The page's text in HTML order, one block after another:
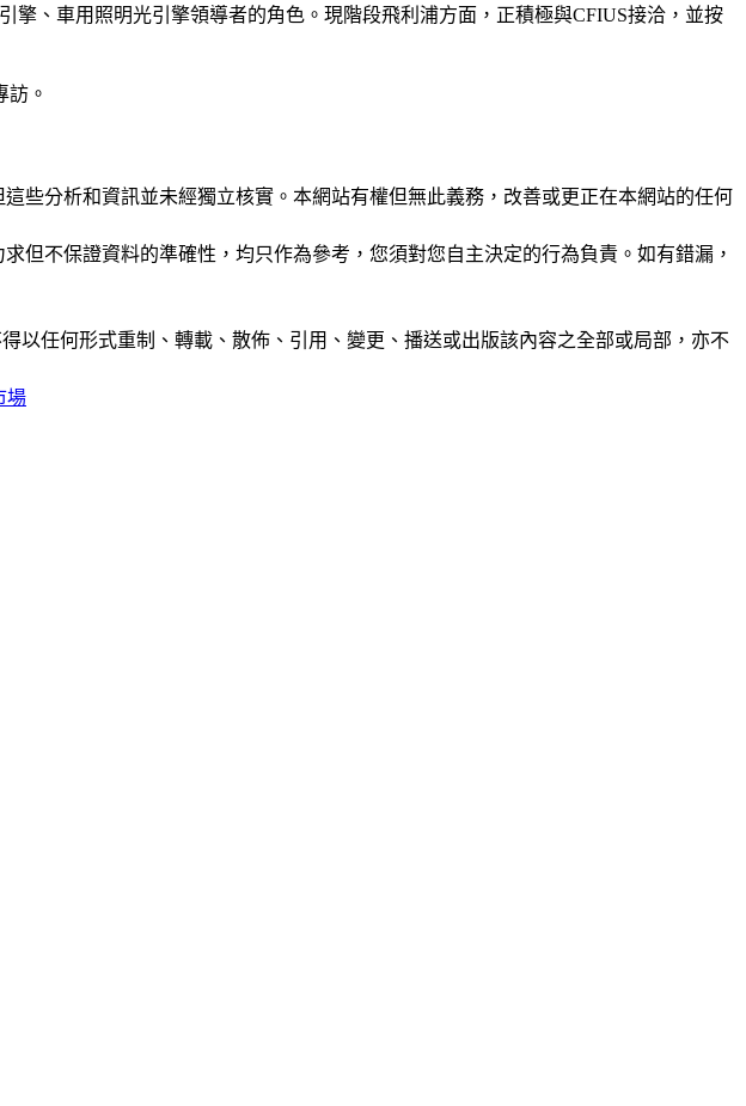
、車用照明光引擎領導者的角色。現階段飛利浦方面，正積極與CFIUS接洽，並按
訪。
些分析和資訊並未經獨立核實。本網站有權但無此義務，改善或更正在本網站的任何
但不保證資料的準確性，均只作為參考，您須對您自主決定的行為負責。如有錯漏，
以任何形式重制、轉載、散佈、引用、變更、播送或出版該內容之全部或局部，亦不
場